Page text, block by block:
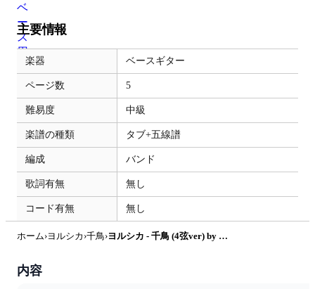
主要情報
楽器 ベースギター
ページ数 5
難易度 中級
楽譜の種類 タブ+五線譜
編成 バンド
歌詞有無 無し
コード有無 無し
ホーム›ヨルシカ ›千鳥› ヨルシカ - 千鳥 (4弦ver) by たぶべー
内容